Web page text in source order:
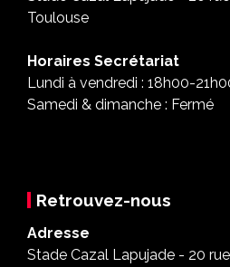
Toulouse
Horaires Secrétariat
Lundi à vendredi : 18h00-
Samedi & dimanche : Fermé
Retrouvez-nous
Adresse
Stade Cazal Lapujade - 20